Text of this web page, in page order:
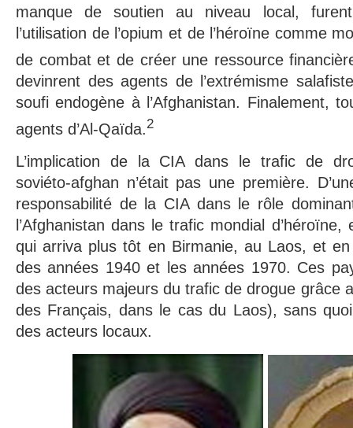
manque de soutien au niveau local,
l’utilisation de l’opium et de l’héroïne comme
de combat et de créer une ressource
devinrent des agents de l’extrémisme
soufi endogène à l’Afghanistan. Finalement,
agents d’Al-Qaïda. 2
L’implication de la CIA dans le trafic de
soviéto-afghan n’était pas une première.
responsabilité de la CIA dans le rôle
l’Afghanistan dans le trafic mondial
qui arriva plus tôt en Birmanie, au Laos, et
des années 1940 et les années 1970. Ces
des acteurs majeurs du trafic de drogue grâce
des Français, dans le cas du Laos), sans
des acteurs locaux.